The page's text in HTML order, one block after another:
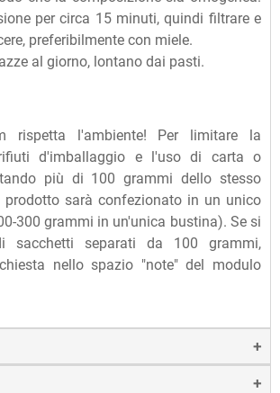
per circa 15 minuti, quindi filtrare e
preferibilmente con miele.
al giorno, lontano dai pasti.
rispetta l'ambiente! Per limitare la
d'imballaggio e l'uso di carta o
più di 100 grammi dello stesso
sarà confezionato in un unico
300 grammi in un'unica bustina). Se si
sacchetti separati da 100 grammi,
nello spazio "note" del modulo